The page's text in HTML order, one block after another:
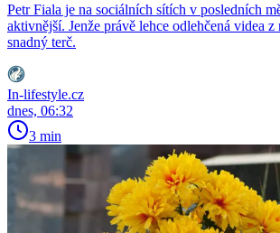
Petr Fiala je na sociálních sítích v posledních
aktivnější. Jenže právě lehce odlehčená videa z
snadný terč.
In-lifestyle.cz
dnes, 06:32
3 min